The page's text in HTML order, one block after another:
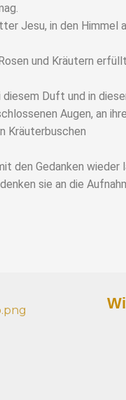
Jesu, in den Himmel
und Kräutern
Duft und in
Augen, an
Kräuterbuschen
den Gedanken wieder
sie an die